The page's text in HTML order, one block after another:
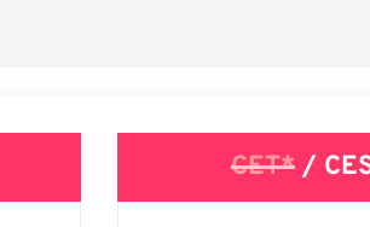
CET* /